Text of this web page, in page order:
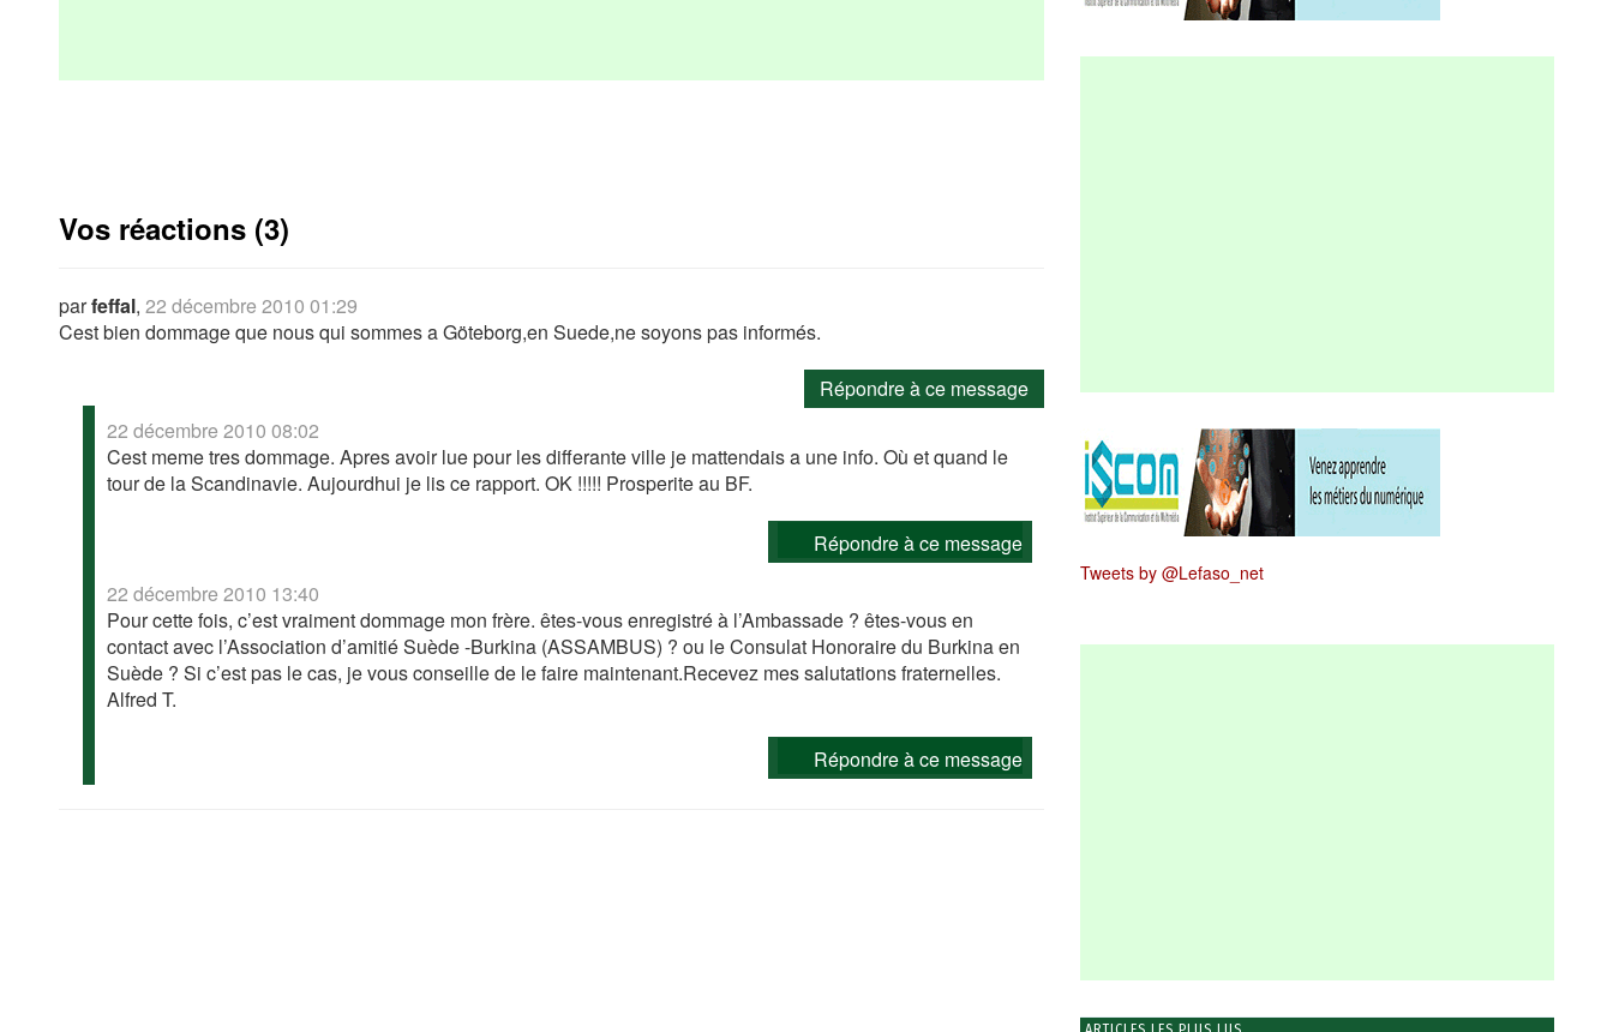
Vos réactions (3)
parfeffal, 22 décembre 2010 01:29
Cest bien dommage que nous qui sommes a Göteborg,en Suede,ne soyons pas informés.
Répondre à ce message
22 décembre 2010 08:02
Cest meme tres dommage. Apres avoir lue pour les differante ville je mattendais a une info. Où et quand le
tour de la Scandinavie. Aujourdhui je lis ce rapport. OK !!!!! Prosperite au BF.
Répondre à ce message
22 décembre 2010 13:40
Pour cette fois, c’est vraiment dommage mon frère. êtes-vous enregistré à l’Ambassade ? êtes-vous en
contact avec l’Association d’amitié Suède -Burkina (ASSAMBUS) ? ou le Consulat Honoraire du Burkina en
Suède ? Si c’est pas le cas, je vous conseille de le faire maintenant.Recevez mes salutations fraternelles.
Alfred T.
Répondre à ce message
Tweets by @Lefaso_net